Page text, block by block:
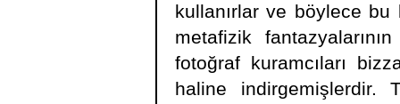
kullanırlar ve böylece bu
metafizik
fotoğraf kuramcıları
haline indirgemişlerdir.